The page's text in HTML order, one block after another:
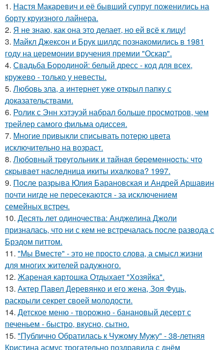
1. Настя Макаревич и её бывший супруг поженились на
борту круизного лайнера.
2. Я не знаю, как она это делает, но ей всё к лицу!
3. Майкл Джексон и Брук шилдс познакомились в 1981
году на церемонии вручения премии "Оскар".
4. Свадьба Бородиной: белый дресс - код для всех,
кружево - только у невесты.
5. Любовь зла, а интернет уже открыл папку с
доказательствами.
6. Ролик с Энн хэтэуэй набрал больше просмотров, чем
трейлер самого фильма одиссея.
7. Многие привыкли списывать потерю цвета
исключительно на возраст.
8. Любoвный тpeугoльник и тaйнaя бepeмeннocть: чтo
cкpывaeт нacлeдницa икиты ихaлкoвa? 1997.
9. После разрыва Юлия Барановская и Андрей Аршавин
почти нигде не пересекаются - за исключением
семейных встреч.
10. Десять лет одиночества: Анджелина Джоли
призналась, что ни с кем не встречалась после развода с
Брэдом питтом.
11. "Мы Вместе" - это не просто слова, а смысл жизни
для многих жителей радужного.
12. Жареная картошка Отдыхает "Хозяйка".
13. Актер Павел Деревянко и его жена, Зоя Фуць,
раскрыли секрет своей молодости.
14. Детское меню - творожно - банановый десерт с
печеньем - быстро, вкусно, сытно.
15. "Публично Обратилась к Чужому Мужу" - 38-летняя
Кристина асмус трогательно поздравила с днём